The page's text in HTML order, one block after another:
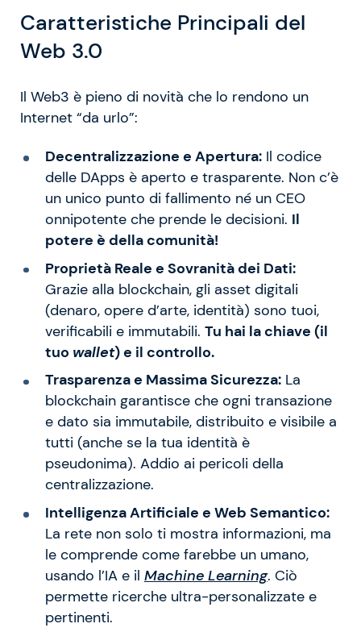
Caratteristiche Principali del
Web 3.0
Il Web3 è pieno di novità che lo rendono un
Internet “da urlo”:
Decentralizzazione e Apertura:Il codice
delle DApps è aperto e trasparente. Non c’è
un unico punto di fallimento né un CEO
onnipotente che prende le decisioni. Il
potere è della comunità!
Proprietà Reale e Sovranità dei Dati:
Grazie alla blockchain, gli asset digitali
(denaro, opere d’arte, identità) sono tuoi,
verificabili e immutabili. Tu hai la chiave (il
tuo wallet) e il controllo.
Trasparenza e Massima Sicurezza:La
blockchain garantisce che ogni transazione
e dato sia immutabile, distribuito e visibile a
tutti (anche se la tua identità è
pseudonima). Addio ai pericoli della
centralizzazione.
Intelligenza Artificiale e Web Semantico:
La rete non solo ti mostra informazioni, ma
le comprende come farebbe un umano,
usando l’IA e il Machine Learning. Ciò
permette ricerche ultra-personalizzate e
pertinenti.